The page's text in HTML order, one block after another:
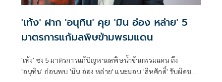
'เท้ง' ฝาก 'อนุทิน' คุย 'มิน อ่อง หล่าย' 5
มาตรการแก้มลพิษข้ามพรมแดน
'เท้ง' ชง 5 มาตรการแก้ปัญหามลพิษน้ำข้ามพรมแดน ถึง
'อนุทิน' ก่อนพบ 'มิน อ่อง หล่าย' แนะมอบ 'สีหศักดิ์' รับผิดชอบ